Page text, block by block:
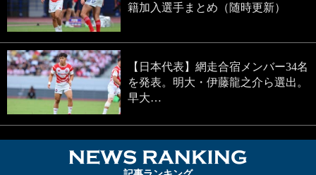
籍加入選手まとめ（随時更新）
【日本代表】網走合宿メンバー34名
を発表。明大・伊藤龍之介ら選出。
早大…